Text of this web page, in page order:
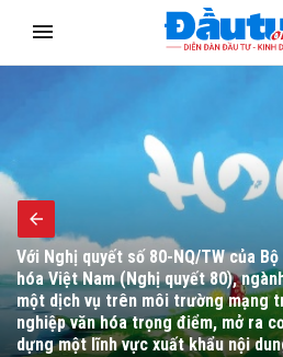
Bộ trưởng Bộ Tài chính Ngô Văn
thiện thể chế, cải cách hành chính,
vướng mắc cho người dân, doanh
đầu tư công.